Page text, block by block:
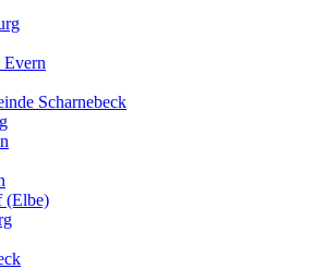
Evern
Scharnebeck
(Elbe)